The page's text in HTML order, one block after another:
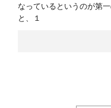
なっているというのが第
と、１